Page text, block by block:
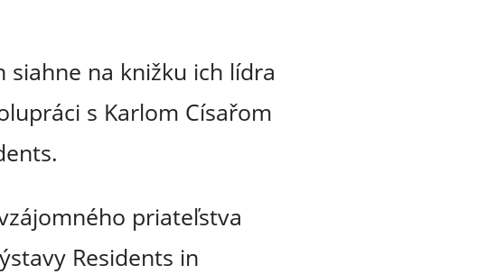
siahne na knižku ich lídra
s Karlom Císařom
priateľstva
Residents in